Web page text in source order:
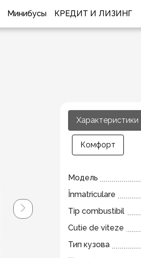
Минибусы КРЕДИТ И ЛИЗИНГ
Характеристики
Комфорт
Модель
Înmatriculare
Tip combustibil
Cutie de viteze
Тип кузова